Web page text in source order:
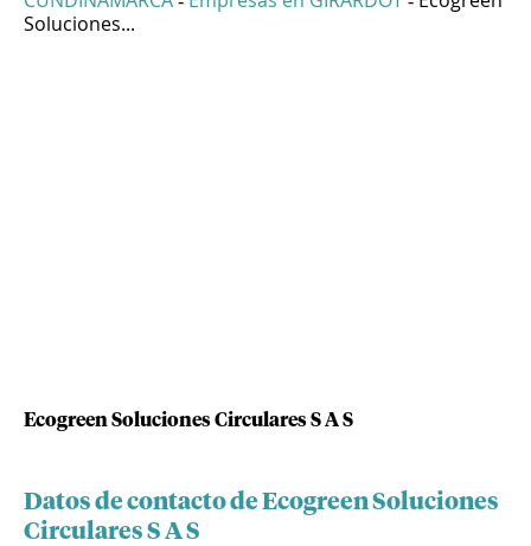
Soluciones...
Ecogreen Soluciones Circulares S A S
Datos de contacto de Ecogreen Soluciones
Circulares S A S